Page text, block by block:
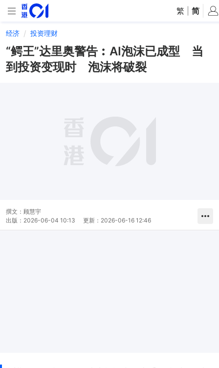
繁 简
经济 投资理财
“鳄王”达里奥警告︰AI泡沫已成型 当
到投资变现时 泡沫将破裂
撰文： 顾慧宇
出版： 2026-06-04 10:13 更新： 2026-06-16 12:46